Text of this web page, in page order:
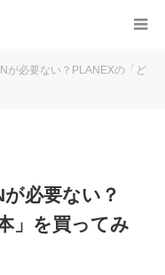
が必要ない？PLANEXの「ど
必要ない？
」を買ってみ